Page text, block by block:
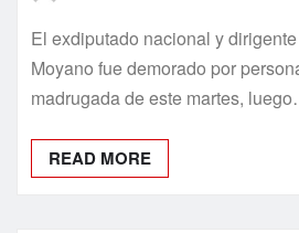
madrugada de este martes, luego…
READ MORE